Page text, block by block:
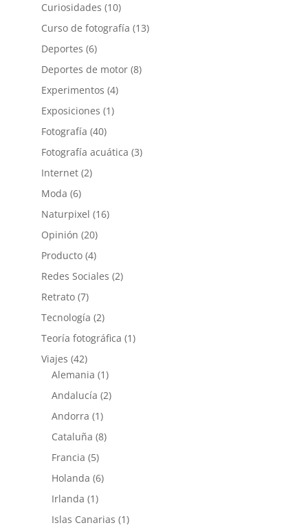
Curiosidades (10)
Curso de fotografía (13)
Deportes (6)
Deportes de motor(8)
Experimentos (4)
Exposiciones (1)
Fotografía (40)
Fotografía acuática (3)
Internet(2)
Moda (6)
Naturpixel (16)
Opinión (20)
Producto(4)
Redes Sociales (2)
Retrato(7)
Tecnología (2)
Teoría fotográfica (1)
Viajes (42)
Alemania (1)
Andalucía (2)
Andorra (1)
Cataluña (8)
Francia (5)
Holanda (6)
Irlanda (1)
Islas Canarias (1)